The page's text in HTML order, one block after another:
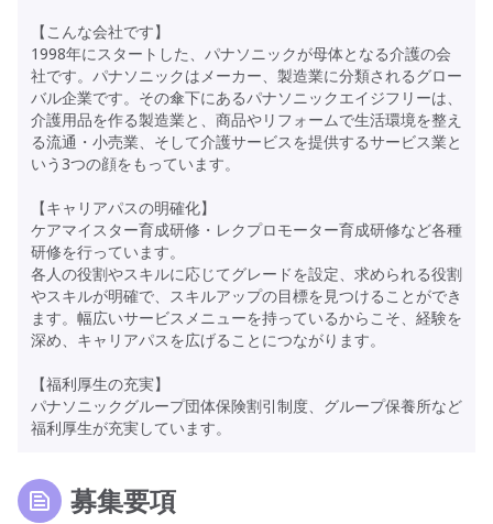
【こんな会社です】
1998年にスタートした、パナソニックが母体となる介護の会
社です。パナソニックはメーカー、製造業に分類されるグロー
バル企業です。その傘下にあるパナソニックエイジフリーは、
介護用品を作る製造業と、商品やリフォームで生活環境を整え
る流通・小売業、そして介護サービスを提供するサービス業と
いう3つの顔をもっています。
【キャリアパスの明確化】
ケアマイスター育成研修・レクプロモーター育成研修など各種
研修を行っています。
各人の役割やスキルに応じてグレードを設定、求められる役割
やスキルが明確で、スキルアップの目標を見つけることができ
ます。幅広いサービスメニューを持っているからこそ、経験を
深め、キャリアパスを広げることにつながります。
【福利厚生の充実】
パナソニックグループ団体保険割引制度、グループ保養所など
福利厚生が充実しています。
募集要項